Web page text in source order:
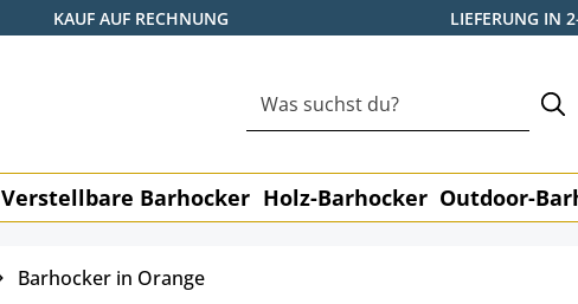
KAUF AUF RECHNUNG LIEFERUNG IN
Verstellbare Barhocker Holz-Barhocker Outdoor-
Barhocker in Orange